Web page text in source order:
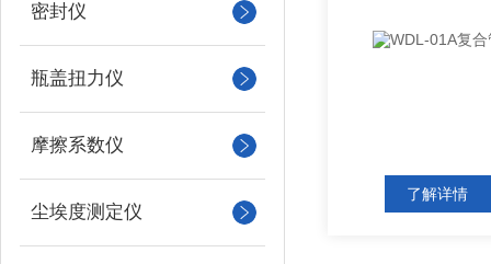
密封仪
瓶盖扭力仪
摩擦系数仪
尘埃度测定仪
了解详情